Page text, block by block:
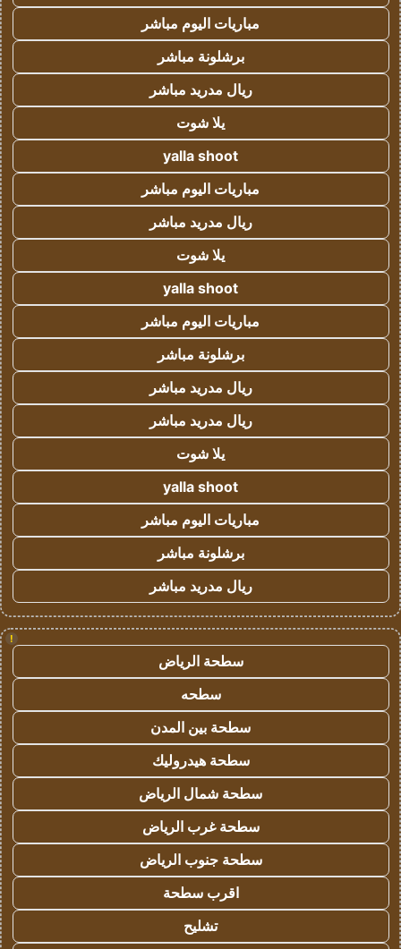
مباريات اليوم مباشر
برشلونة مباشر
ريال مدريد مباشر
يلا شوت
yalla shoot
مباريات اليوم مباشر
ريال مدريد مباشر
يلا شوت
yalla shoot
مباريات اليوم مباشر
برشلونة مباشر
ريال مدريد مباشر
ريال مدريد مباشر
يلا شوت
yalla shoot
مباريات اليوم مباشر
برشلونة مباشر
ريال مدريد مباشر
!
سطحة الرياض
سطحه
سطحة بين المدن
سطحة هيدروليك
سطحة شمال الرياض
سطحة غرب الرياض
سطحة جنوب الرياض
اقرب سطحة
تشليح